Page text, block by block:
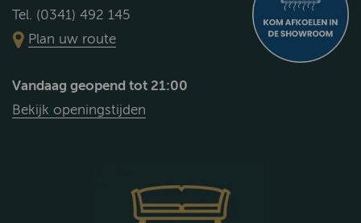
Tel. (0341) 492 145
Plan uw route
Vandaag geopend tot 21:00
Bekijk openingstijden